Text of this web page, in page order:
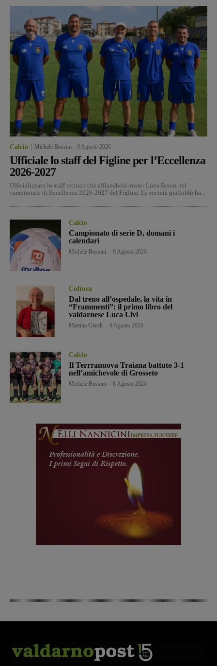
Calcio Michele Bossini 9 Agosto 2026
Ufficiale lo staff del Figline per l’Eccellenza
2026-2027
Ufficializzato lo staff tecnico che affiancherà mister Loris Beoni nel
campionato di Eccellenza 2026-2027 del Figline. La società gialloblù ha...
Calcio
Campionato di serie D, domani i
calendari
Michele Bossini 9 Agosto 2026
Cultura
Dal treno all’ospedale, la vita in
“Frammenti”: il primo libro del
valdarnese Luca Livi
Martina Giardi 9 Agosto 2026
Calcio
Il Terrranuova Traiana battuto 3-1
nell’amichevole di Grosseto
Michele Bossini 8 Agosto 2026